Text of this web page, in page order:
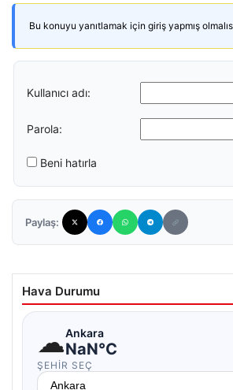
Bu konuyu yanıtlamak için giriş yapmış
Kullanıcı adı:
Parola:
Beni hatırla
Paylaş:
Hava Durumu
☁Ankara
NaN°C
ŞEHIR SEÇ